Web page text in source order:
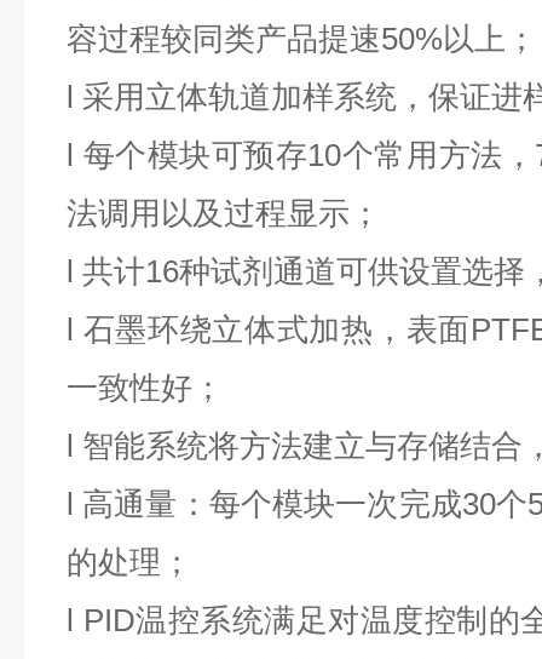
容过程较同类产品提速50%以上；
l 采用立体轨道加样系统，保证进
l 每个模块可预存10个常用方法
法调用以及过程显示；
l 共计16种试剂通道可供设置选择
l 石墨环绕立体式加热，表面
一致性好；
l 智能系统将方法建立与存储结合
l 高通量：每个模块一次完成30个
的处理；
l PID温控系统满足对温度控制的